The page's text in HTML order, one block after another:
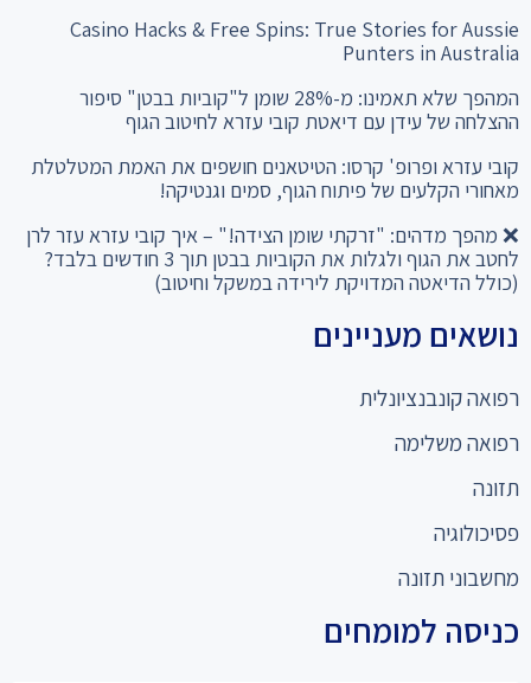
Casino Hacks & Free Spins: True Stories for Aussie
Punters in Australia
המהפך שלא תאמינו: מ-28% שומן ל"קוביות בבטן" סיפור
ההצלחה של עידן עם דיאטת קובי עזרא לחיטוב הגוף
קובי עזרא ופרופ' קרסו: הטיטאנים חושפים את האמת המטלטלת
מאחורי הקלעים של פיתוח הגוף, סמים וגנטיקה!
❌ מהפך מדהים: "זרקתי שומן הצידה!" – איך קובי עזרא עזר לרן
לחטב את הגוף ולגלות את הקוביות בבטן תוך 3 חודשים בלבד?
(כולל הדיאטה המדויקת לירידה במשקל וחיטוב)
נושאים מעניינים
רפואה קונבנציונלית
רפואה משלימה
תזונה
פסיכולוגיה
מחשבוני תזונה
כניסה למומחים